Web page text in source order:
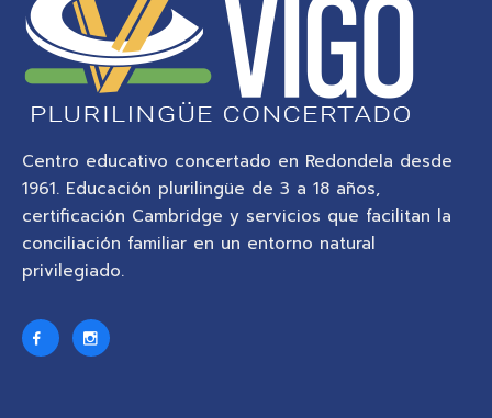
Centro educativo concertado en Redondela desde
1961. Educación plurilingüe de 3 a 18 años,
certificación Cambridge y servicios que facilitan la
conciliación familiar en un entorno natural
privilegiado.